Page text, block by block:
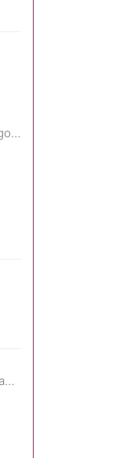
Naznaczony: Wyjście z mrocznego wymiaru
Miłość, śmierć i dojrzewanie w Camp Miasma